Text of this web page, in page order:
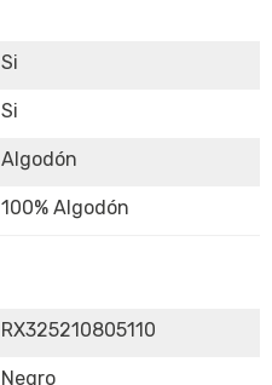
Si
Si
Algodón
100% Algodón
RX325210805110
Negro